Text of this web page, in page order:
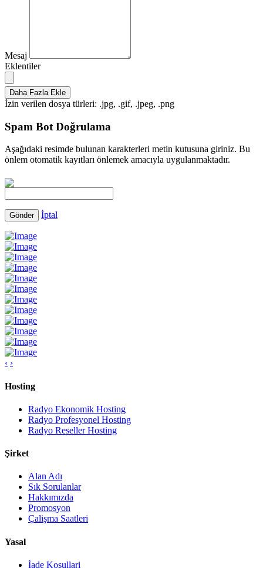
Mesaj
Eklentiler
Daha Fazla Ekle
İzin verilen dosya türleri: .jpg, .gif, .jpeg, .png
Spam Bot Doğrulama
Aşağıdaki resimde bulunan karakterleri metin kutusuna giriniz. Bu
önlem otomatik kayıtları önlemek amacıyla uygulanmaktadır.
İptal
‹ ›
Hosting
Radyo Ekonomik Hosting
Radyo Profesyonel Hosting
Radyo Reseller Hosting
Şirket
Alan Adı
Sık Sorulanlar
Hakkımızda
Promosyon
Çalişma Saatleri
Yasal
İade Koşullari